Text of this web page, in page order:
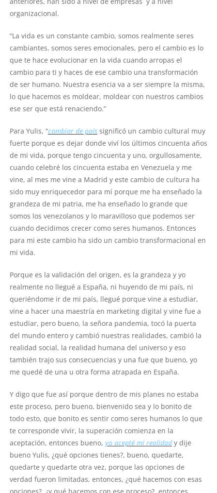
organizacional.
“La vida es un constante cambio, somos realmente seres
cambiantes, somos seres emocionales, pero el cambio es lo
que te hace evolucionar en la vida cuando arropas el
cambio para ti y haces de ese cambio una transformación
de ser humano. Nuestra esencia va a ser siempre la misma,
lo que hacemos es moldear, moldear con nuestros cambios
ese ser que está renaciendo.”
Para Yulis, “cambiar de país significó un cambio cultural muy
fuerte porque es dejar donde viví los últimos cincuenta años
de mi vida, porque tengo cincuenta y uno, orgullosamente,
cuando celebré los cincuenta estaba en Venezuela y me
vine, al mes me vine a Madrid y este cambio de cultura ha
sido muy enriquecedor para mí porque me ha enseñado la
grandeza de mi patria, me ha enseñado lo grande que
somos los venezolanos y lo maravilloso que podemos ser
cuando decidimos crecer como seres humanos. Entonces
para mi este cambio ha sido un cambio transformacional en
mi vida.
Porque es la validación del origen, es la grandeza y yo
realmente no llegué a España, ni huyendo de mi país, ni
queriéndome ir de mi país, llegué porque vine a estudiar,
vine a hacer una maestría en marketing digital y vine fue a
estudiar, pero bueno, la señora pandemia, tocó la puerta
del mundo entero y cambió nuestras realidades, cambió la
realidad social, la realidad humana del universo y eso
también trajo sus consecuencias y una fue que bueno, yo
me quedé de una u otra forma atrapada en España.
Y digo que fue así porque dentro de mis planes no estaba
este proceso, pero bueno, bienvenido sea y lo bonito de
todo esto, que bonito es sentir como seres humanos lo que
te corresponde vivir, la superación comienza en la
aceptación, entonces bueno, yo acepté mi realidady dije
bueno Yulis, ¿qué opciones tienes?, bueno, quedarte,
quedarte y quedarte otra vez, porque las opciones de
verdad fueron limitadas, entonces, ¿qué hacemos con esas